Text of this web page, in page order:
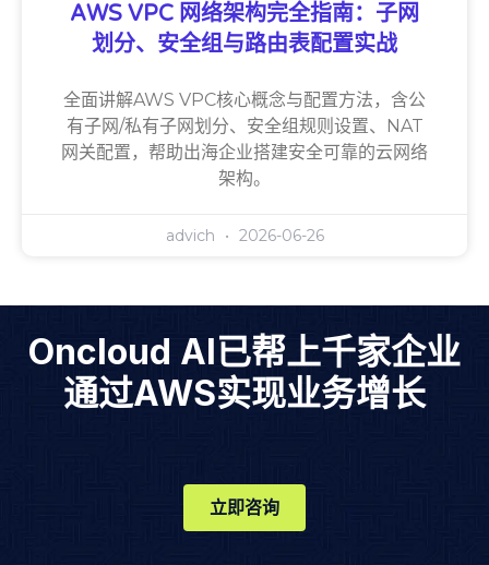
AWS VPC 网络架构完全指南：子网
划分、安全组与路由表配置实战
全面讲解AWS VPC核心概念与配置方法，含公
有子网/私有子网划分、安全组规则设置、NAT
网关配置，帮助出海企业搭建安全可靠的云网络
架构。
advich 2026-06-26
Oncloud AI已帮上千家企业
通过AWS实现业务增长
立即咨询